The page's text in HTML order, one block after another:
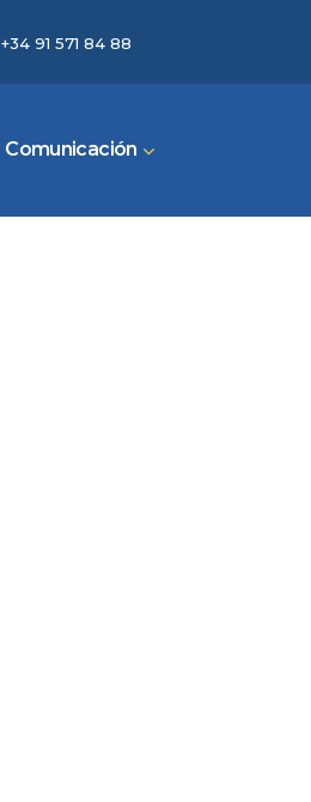
+34 91 571 84 88
Comunicación